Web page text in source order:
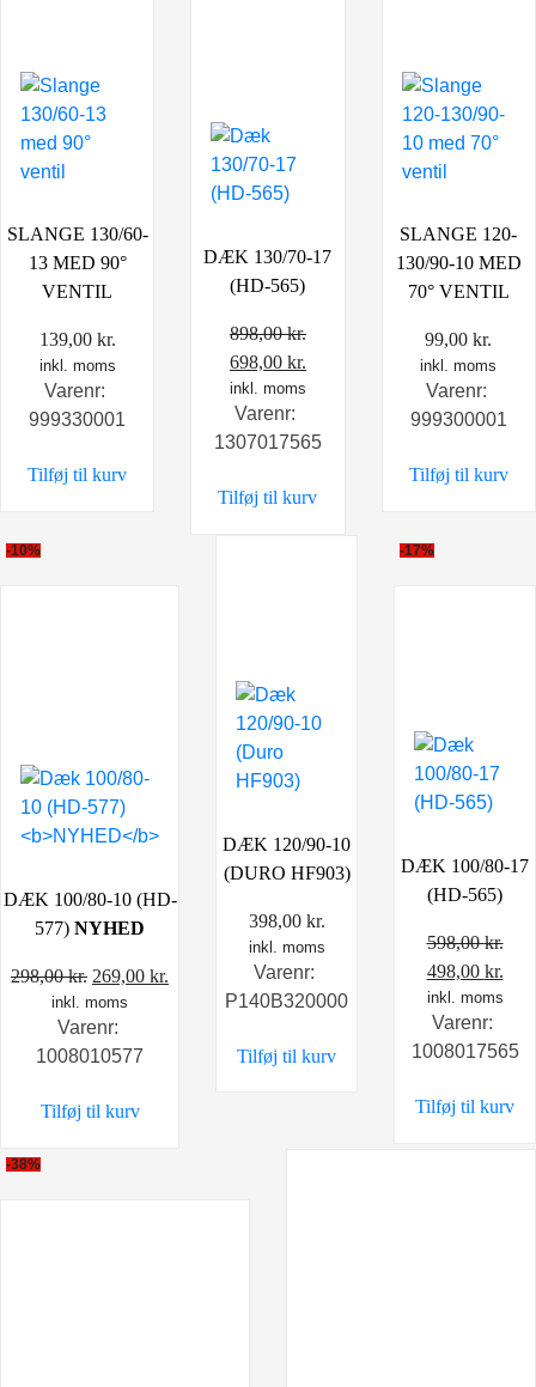
SLANGE 130/60-
13 MED 90°
VENTIL
139,00 kr.
inkl. moms
Varenr:
999330001
Tilføj til kurv
DÆK 130/70-17
(HD-565)
898,00kr.
Den
oprindelige
pris
var:
698,00 kr.
aktuelle
er:
inkl. moms
Varenr:
1307017565
Tilføj til kurv
SLANGE 120-
130/90-10 MED
70° VENTIL
99,00kr.
inkl. moms
Varenr:
999300001
Tilføj til kurv
-10%
DÆK 100/80-10 (HD-
577) NYHED
298,00kr. Den
oprindelige
pris
var:
269,00 kr.
aktuelle
inkl. moms
Varenr:
1008010577
Tilføj til kurv
DÆK 120/90-10
(DURO HF903)
398,00 kr.
inkl. moms
Varenr:
P140B320000
Tilføj til kurv
-17%
DÆK 100/80-17
(HD-565)
598,00kr.
Den
oprindelige
pris
var:
498,00 kr.
er:
inkl. moms
Varenr:
1008017565
Tilføj til kurv
-38%